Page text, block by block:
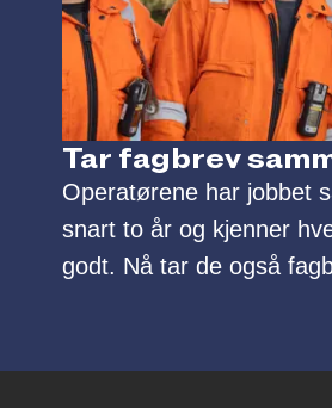
Tar fagbrev
Operatørene har jobbet
snart to år og kjenner
godt. Nå tar de også